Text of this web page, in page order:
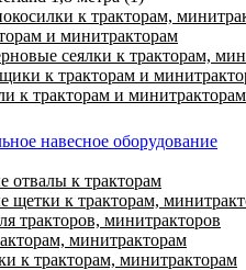
к тракторам,
и минитракторам
сеялки к тракторам,
к тракторам и
к тракторам и минитракторам
навесное оборудование
отвалы к тракторам
щетки к тракторам,
тракторов, минитракторов
минитракторам
к тракторам, минитракторам